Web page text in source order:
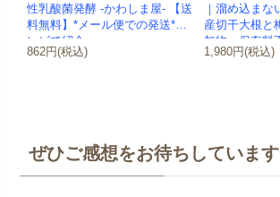
性乳酸菌発酵 -かわしま屋- 【送
料無料】*メール便での発送*テ
レビで紹介
862円(税込)
｜溜め込まな
産切干大根と
加物・保存料
屋-
1,980円(税込)
ぜひご感想をお待ちしています